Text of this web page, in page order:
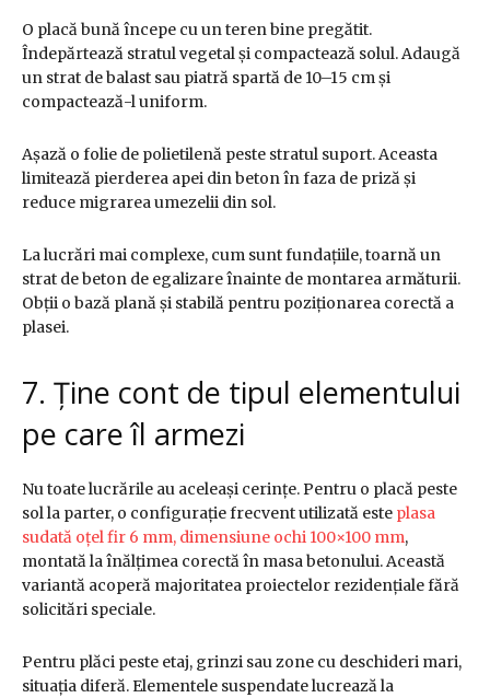
O placă bună începe cu un teren bine pregătit.
Îndepărtează stratul vegetal și compactează solul. Adaugă
un strat de balast sau piatră spartă de 10–15 cm și
compactează-l uniform.
Așază o folie de polietilenă peste stratul suport. Aceasta
limitează pierderea apei din beton în faza de priză și
reduce migrarea umezelii din sol.
La lucrări mai complexe, cum sunt fundațiile, toarnă un
strat de beton de egalizare înainte de montarea armăturii.
Obții o bază plană și stabilă pentru poziționarea corectă a
plasei.
7. Ține cont de tipul elementului
pe care îl armezi
Nu toate lucrările au aceleași cerințe. Pentru o placă peste
sol la parter, o configurație frecvent utilizată este plasa
sudată oțel fir 6 mm, dimensiune ochi 100×100 mm,
montată la înălțimea corectă în masa betonului. Această
variantă acoperă majoritatea proiectelor rezidențiale fără
solicitări speciale.
Pentru plăci peste etaj, grinzi sau zone cu deschideri mari,
situația diferă. Elementele suspendate lucrează la